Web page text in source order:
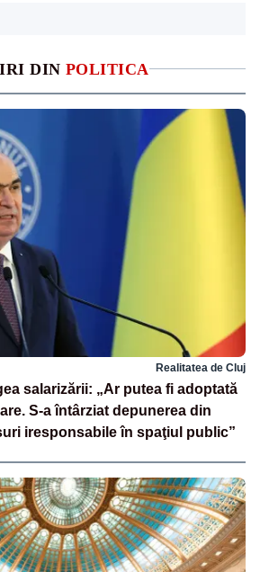
DIN POLITICA
Realitatea de Cluj
salarizării: „Ar putea fi adoptată
S-a întârziat depunerea din
iresponsabile în spaţiul public”